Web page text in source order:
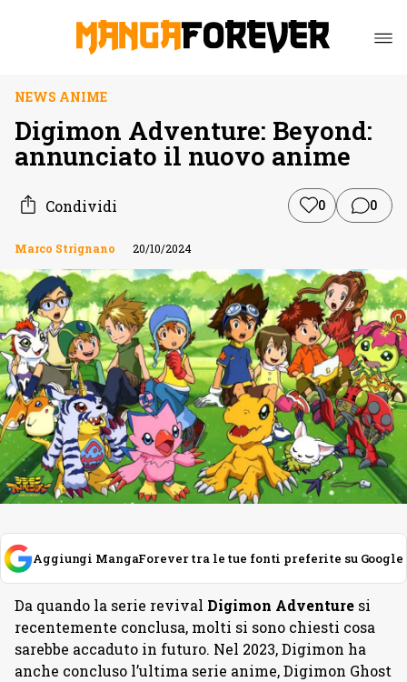
NEWS ANIME
Digimon Adventure: Beyond:
annunciato il nuovo anime
Condividi 0 0
Marco Strignano 20/10/2024
Aggiungi MangaForever tra le tue fonti preferite su Google
Da quando la serie revival Digimon Adventure si
recentemente conclusa, molti si sono chiesti cosa
sarebbe accaduto in futuro. Nel 2023, Digimon ha
anche concluso l’ultima serie anime, Digimon Ghost